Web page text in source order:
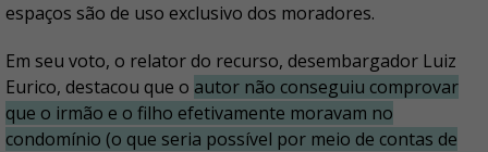
espaços são de uso exclusivo dos moradores.
Em seu voto, o relator do recurso, desembargador Luiz
Eurico, destacou que o autor não conseguiu comprovar
que o irmão e o filho efetivamente moravam no
condomínio (o que seria possível por meio de contas de